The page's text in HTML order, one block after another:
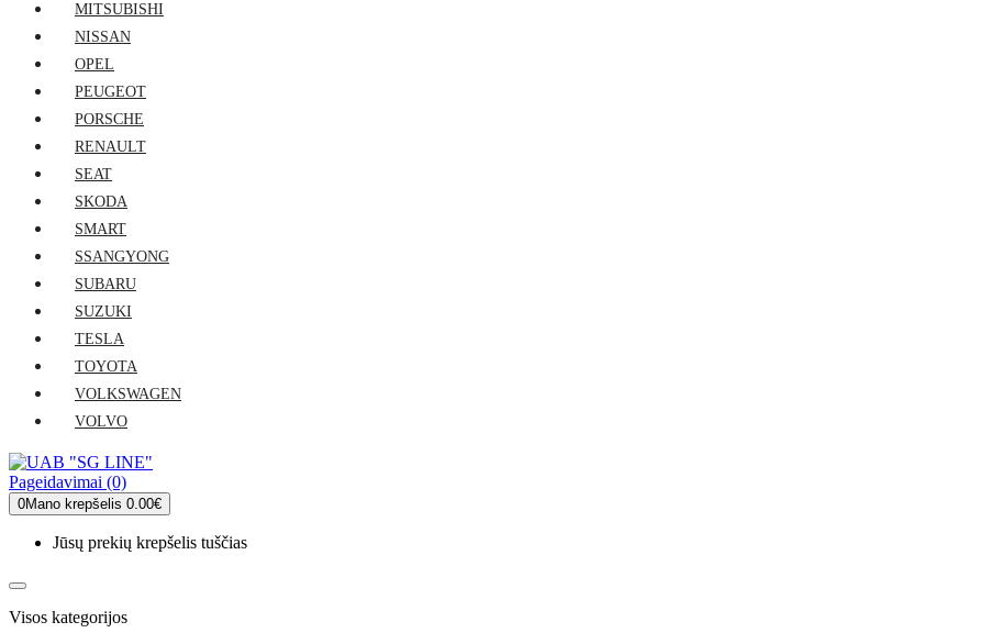
MITSUBISHI
NISSAN
OPEL
PEUGEOT
PORSCHE
RENAULT
SEAT
SKODA
SMART
SSANGYONG
SUBARU
SUZUKI
TESLA
TOYOTA
VOLKSWAGEN
VOLVO
Pageidavimai (0)
0Mano krepšelis 0.00€
Jūsų prekių krepšelis tuščias
Visos kategorijos